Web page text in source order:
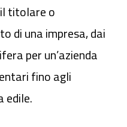
titolare o
di una impresa, dai
per un’azienda
fino agli
edile.